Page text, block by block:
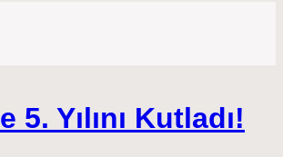
Yılını Kutladı!